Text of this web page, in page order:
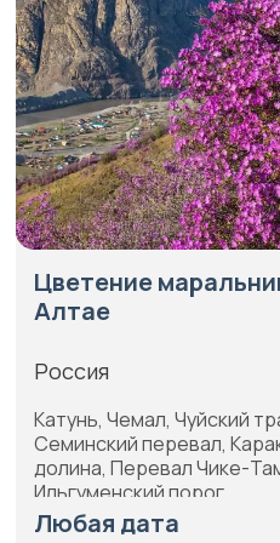
Цветение
Алтае
Россия
Катунь, Чемал, Чуйский
Семинский перевал,
долина, Перевал Чике-
Ильгуменский порог
Любая дата